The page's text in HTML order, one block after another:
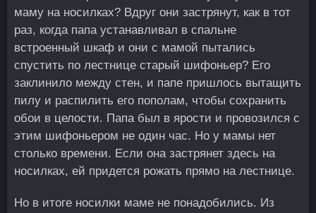
маму на носилках? Вдруг они застрянут, как в тот
раз, когда папа устанавливал в спальне
встроенный шкаф и они с мамой пытались
спустить по лестнице старый шифоньер? Его
заклинило между стен, и папе пришлось вытащить
пилу и распилить его пополам, чтобы сохранить
обои в целости. Папа был в ярости и провозился с
этим шифоньером не один час. Но у мамы нет
столько времени. Если она застрянет здесь на
носилках, ей придется рожать прямо на лестнице.
Но в итоге носилки маме не понадобились. Из